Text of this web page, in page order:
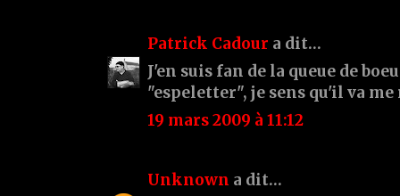
Patrick Cadour a dit…
J'en suis fan de la queue de
"espeletter", je sens qu'il va
19 mars 2009 à 11:12
Unknown a dit…